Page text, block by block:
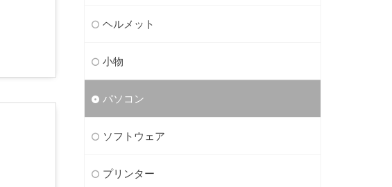
ヘルメット
小物
パソコン
ソフトウェア
プリンター